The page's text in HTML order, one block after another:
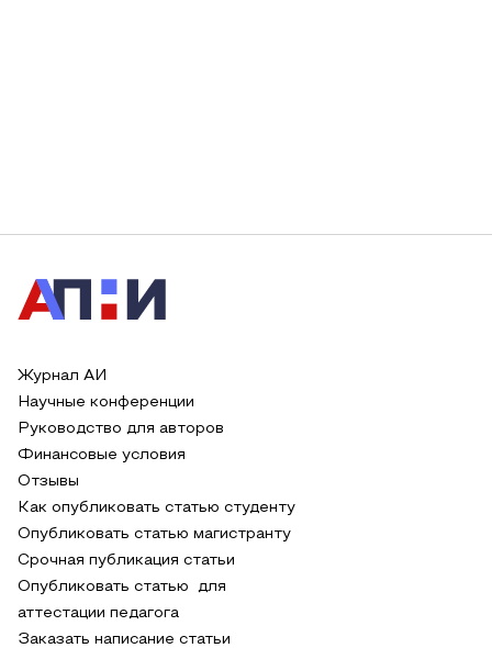
Журнал АИ
Научные конференции
Руководство для авторов
Финансовые условия
Отзывы
Как опубликовать статью студенту
Опубликовать статью магистранту
Срочная публикация статьи
Опубликовать статью для
аттестации педагога
Заказать написание статьи